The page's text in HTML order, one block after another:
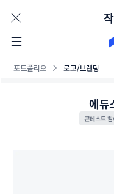
포트폴리오 로고/브랜딩
에듀
콘테스트